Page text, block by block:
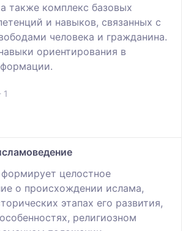
также комплекс базовых
и навыков, связанных с
человека и гражданина.
ориентирования в
1
целостное
о происхождении ислама,
этапах его развития,
религиозном